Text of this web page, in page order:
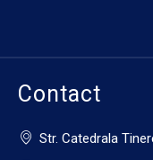
Contact
Str. Catedrala